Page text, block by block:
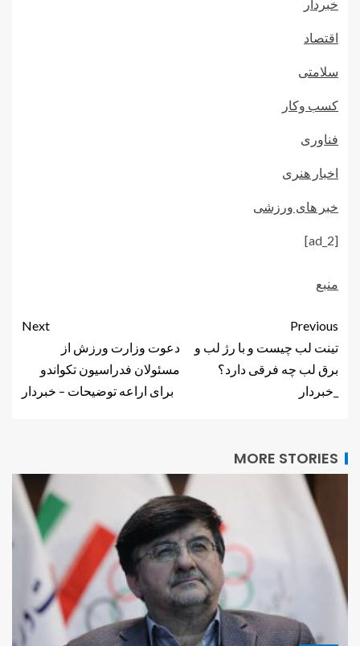
خبردار
اقتصاد
سلامتی
کسب وکار
فناوری
اخبار هنری
خبر های ورزشی
[ad_2]
منبع
Previous
تینت لب چیست و با رژ لب و
برق لب چه فرقی دارد؟
_خبردار
Next
دعوت وزارت ورزش از
مسئولان فدراسیون تکواندو
برای اراعه توضیحات – خبردار
MORE STORIES